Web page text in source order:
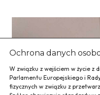
Ochrona danych
W związku z wejściem w życie z
Parlamentu Europejskiego i
fizycznych w związku z